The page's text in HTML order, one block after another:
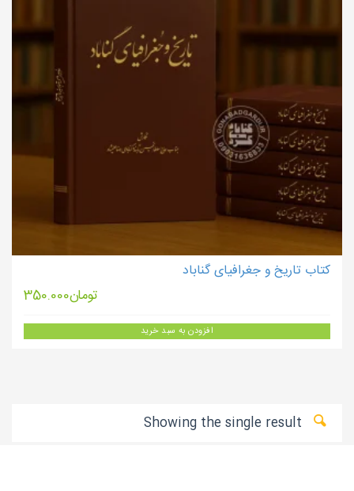
کتاب تاریخ و جغرافیای گناباد
تومان350.000
افزودن به سبد خرید